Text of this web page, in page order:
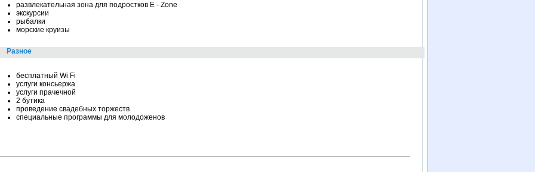
развлекательная зона для подростков E - Zone
экскурсии
рыбалки
морские круизы
Разное
бесплатный Wi Fi
услуги консьержа
услуги прачечной
2 бутика
проведение свадебных торжеств
специальные программы для молодоженов